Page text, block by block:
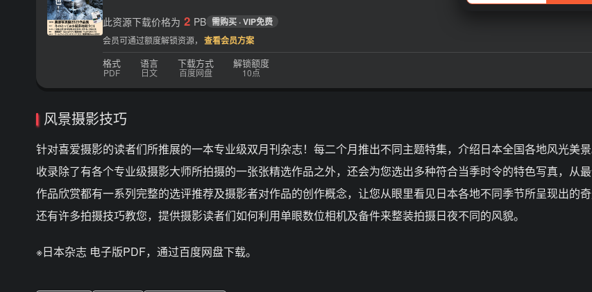
此资源下载价格为 2 PB 需购买 · VIP免费
会员可通过额度解锁资源， 查看会员方案
格式
PDF
语言
日文
下载方式
百度网盘
解锁额度
10点
风景摄影技巧
针对喜爱摄影的读者们所推展的一本专业级双月刊杂志！每二个月推出不同主题特集，介绍日本全国各地风光美
收录除了有各个专业级摄影大师所拍摄的一张张精选作品之外，还会为您选出多种符合当季时令的特色写真，从
作品欣赏都有一系列完整的选评推荐及摄影者对作品的创作概念，让您从眼里看见日本各地不同季节所呈现出的奇
还有许多拍摄技巧教您，提供摄影读者们如何利用单眼数位相机及备件来整装拍摄日夜不同的风貌。
※日本杂志 电子版PDF，通过百度网盘下载。